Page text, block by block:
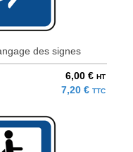
des signes
6,00 € HT
7,20 € TTC